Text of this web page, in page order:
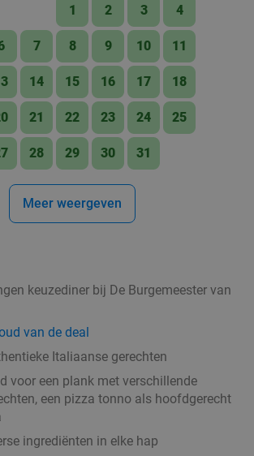
1 2 3 4
7 8 9 10 11
14 15 16 17 18
21 22 23 24 25
28 29 30 31
Meer weergeven
keuzediner bij De Burgemeester van
van de deal
Italiaanse gerechten
voor een plank met verschillende
een pizza tonno als hoofdgerecht
ingrediënten in elke hap